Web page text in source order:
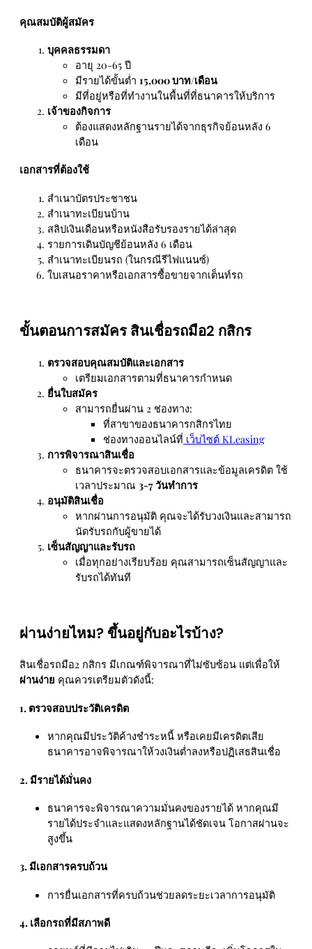
คุณสมบัติผู้สมัคร
บุคคลธรรมดา
อายุ 20-65 ปี
มีรายได้ขั้นต่ำ 15,000 บาท/เดือน
มีที่อยู่หรือที่ทำงานในพื้นที่ที่ธนาคารให้บริการ
เจ้าของกิจการ
ต้องแสดงหลักฐานรายได้จากธุรกิจย้อนหลัง 6
เดือน
เอกสารที่ต้องใช้
สำเนาบัตรประชาชน
สำเนาทะเบียนบ้าน
สลิปเงินเดือนหรือหนังสือรับรองรายได้ล่าสุด
รายการเดินบัญชีย้อนหลัง 6 เดือน
สำเนาทะเบียนรถ (ในกรณีรีไฟแนนซ์)
ใบเสนอราคาหรือเอกสารซื้อขายจากเต็นท์รถ
ขั้นตอนการสมัคร สินเชื่อรถมือ2 กสิกร
ตรวจสอบคุณสมบัติและเอกสาร
เตรียมเอกสารตามที่ธนาคารกำหนด
ยื่นใบสมัคร
สามารถยื่นผ่าน 2 ช่องทาง:
ที่สาขาของธนาคารกสิกรไทย
ช่องทางออนไลน์ที่ เว็บไซต์ KLeasing
การพิจารณาสินเชื่อ
ธนาคารจะตรวจสอบเอกสารและข้อมูลเครดิต ใช้
เวลาประมาณ 3-7 วันทำการ
อนุมัติสินเชื่อ
หากผ่านการอนุมัติ คุณจะได้รับวงเงินและสามารถ
นัดรับรถกับผู้ขายได้
เซ็นสัญญาและรับรถ
เมื่อทุกอย่างเรียบร้อย คุณสามารถเซ็นสัญญาและ
รับรถได้ทันที
ผ่านง่ายไหม? ขึ้นอยู่กับอะไรบ้าง?
สินเชื่อรถมือ2 กสิกร มีเกณฑ์พิจารณาที่ไม่ซับซ้อน แต่เพื่อให้
ผ่านง่าย คุณควรเตรียมตัวดังนี้:
1. ตรวจสอบประวัติเครดิต
หากคุณมีประวัติค้างชำระหนี้ หรือเคยมีเครดิตเสีย
ธนาคารอาจพิจารณาให้วงเงินต่ำลงหรือปฏิเสธสินเชื่อ
2. มีรายได้มั่นคง
ธนาคารจะพิจารณาความมั่นคงของรายได้ หากคุณมี
รายได้ประจำและแสดงหลักฐานได้ชัดเจน โอกาสผ่านจะ
สูงขึ้น
3. มีเอกสารครบถ้วน
การยื่นเอกสารที่ครบถ้วนช่วยลดระยะเวลาการอนุมัติ
4. เลือกรถที่มีสภาพดี